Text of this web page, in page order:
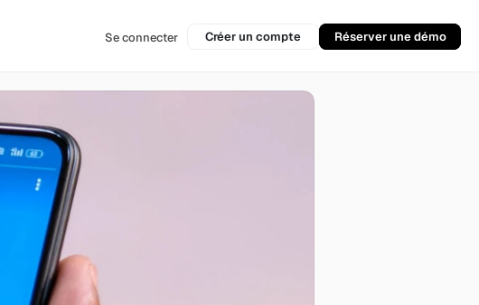
Se connecter Créer un compte Réserver une démo